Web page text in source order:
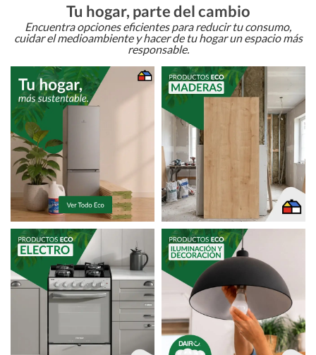
Tu hogar, parte del cambio
Encuentra opciones eficientes para reducir tu consumo,
cuidar el medioambiente y hacer de tu hogar un espacio más
responsable.